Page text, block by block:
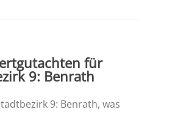
für
9: Benrath
9: Benrath, was